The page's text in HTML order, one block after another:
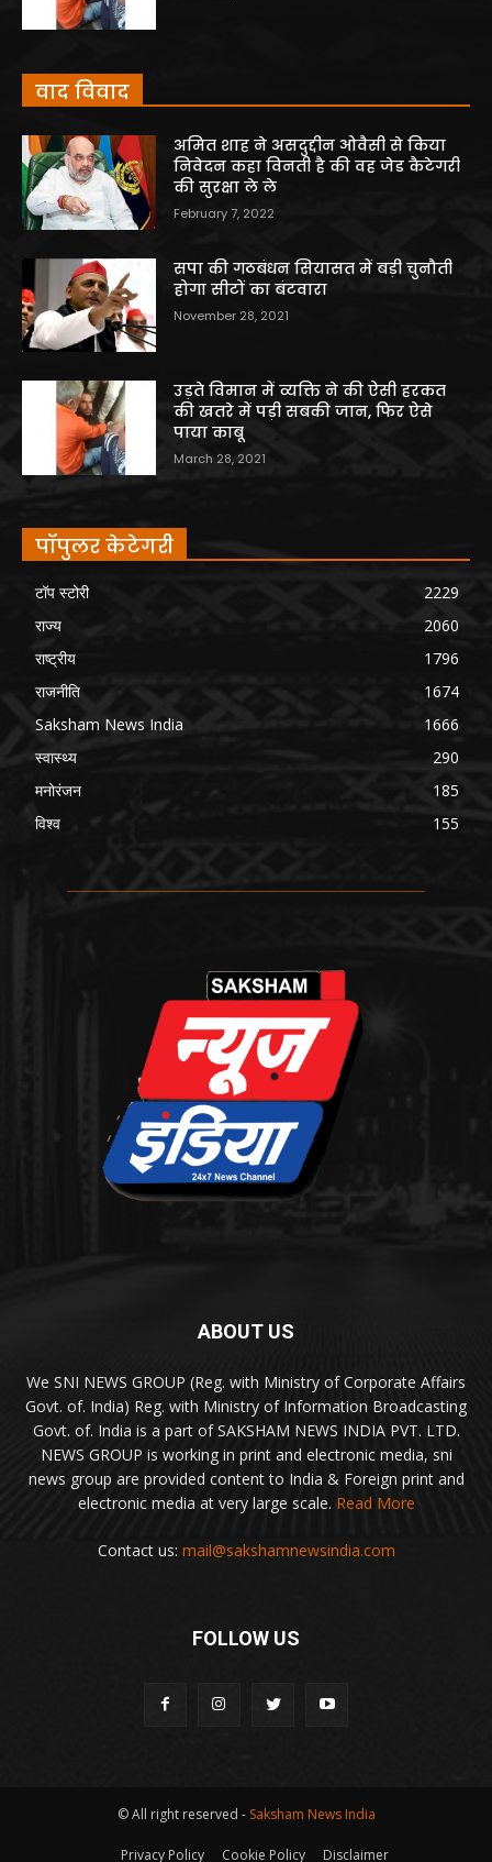
वाद विवाद
अमित शाह ने असदुद्दीन ओवैसी से किया
निवेदन कहा विनती है की वह जेड कैटेगरी
की सुरक्षा ले ले
February 7, 2022
सपा की गठबंधन सियासत में बड़ी चुनौती
होगा सीटों का बंटवारा
November 28, 2021
उड़ते विमान में व्यक्ति ने की ऐसी हरकत
की खतरे में पड़ी सबकी जान, फिर ऐसे
पाया काबू
March 28, 2021
पॉपुलर केटेगरी
टॉप स्टोरी
2229
राज्य
2060
राष्ट्रीय
1796
राजनीति
1674
Saksham News India
1666
स्वास्थ्य
290
मनोरंजन
185
विश्व
155
ABOUT US
We SNI NEWS GROUP (Reg. with Ministry of Corporate Affairs
Govt. of. India) Reg. with Ministry of Information Broadcasting
Govt. of. India is a part of SAKSHAM NEWS INDIA PVT. LTD.
NEWS GROUP is working in print and electronic media, sni
news group are provided content to India & Foreign print and
electronic media at very large scale. Read More
Contact us: mail@sakshamnewsindia.com
FOLLOW US
© All right reserved - Saksham News India
Privacy Policy Cookie Policy Disclaimer